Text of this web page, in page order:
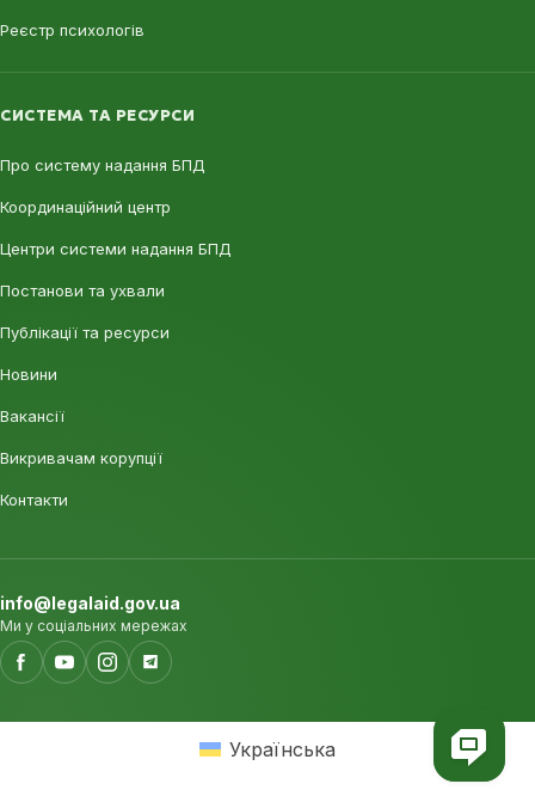
Реєстр психологів
СИСТЕМА ТА РЕСУРСИ
Про систему надання БПД
Координаційний центр
Центри системи надання БПД
Постанови та ухвали
Публікації та ресурси
Новини
Вакансії
Викривачам корупції
Контакти
info@legalaid.gov.ua
Ми у соціальних мережах
Українська